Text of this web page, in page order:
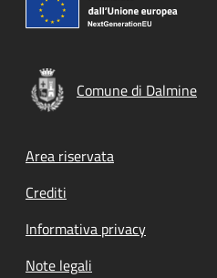
Comune di Dalmine
Footer menu
Area riservata
Crediti
Informativa privacy
Note legali